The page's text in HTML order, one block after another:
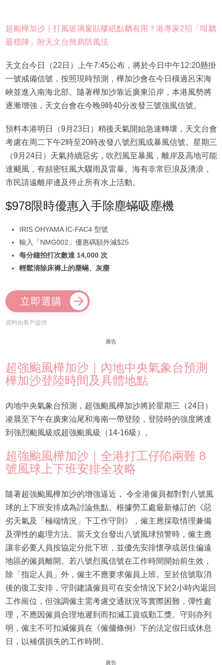
超颱樺加沙｜打風玻璃窗貼膠紙點黐有用？港專家2招「咁黐
最穩陣」附天文台簡易防風法
天文台今日（22日）上午7:45公布，將於今日中午12:20懸掛
一號戒備信號，按照現時預測，樺加沙會在今日橫過呂宋海
峽並進入南海北部。隨著樺加沙靠近廣東沿岸，本港風勢將
逐漸增強，天文台會在今晚9時40分改發三號強風信號。
預料本港明日（9月23日）稍後天氣開始急速轉壞，天文台會
考慮在周二下午2時至20時改發八號烈風或暴風信號。星期三
（9月24日）天氣持續惡劣，吹烈風至暴風，離岸及高地可能
達颶風，有頻密狂風大驟雨及雷暴。海有非常巨浪及湧浪，
市民請遠離岸邊及停止所有水上活動。
$978限時優惠入手除塵蟎吸塵機
IRIS OHYAMA IC-FAC4 型號
輸入「NMG002」優惠碼額外減$25
每分鐘拍打次數達 14,000 次
輕鬆清除床褥上的塵蟎、灰塵
立即選購
資料由客戶提供
廣告
超強颱風樺加沙｜內地中央氣象台預測
樺加沙登陸時間及具體地點
內地中央氣象台預測，超強颱風樺加沙將於星期三（24日）
凌晨至下午在廣東汕尾和海南一帶登陸，登陸時的強度將達
到強烈颱風級或超強颱風級（14-16級）。
超強颱風樺加沙｜全港打工仔陷兩難 8
號風球上下班安排全攻略
隨著超強颱風樺加沙的增強逼近， 令全港僱員都對對八號風
球的上下班安排成為討論焦點。根據勞工處最新修訂的《惡
劣天氣及「極端情況」下工作守則》，僱主應採取情理兼備
及彈性的處理方法。當天文台發出八號風球預警時，僱主應
讓非必要人員按協定分批下班，並優先安排懷孕或居住偏遠
地區的僱員離開。若八號烈風信號在工作時間開始前生效，
除「指定人員」外，僱主不應要求僱員上班。至於信號取消
後的復工安排，守則建議僱員可在安全情況下於2小時內返回
工作崗位，但強調僱主需考慮交通狀況等實際困難，彈性處
理，不應因僱員合理地遲到而扣減工資或勤工獎。守則亦列
明，僱主不可扣減僱員在《僱傭條例》下的法定假日或休息
日，以補償損失的工作時間。
廣告